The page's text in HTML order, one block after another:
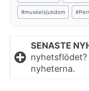
#muskelsjukdom #
SENASTE
nyheterna.